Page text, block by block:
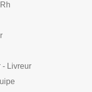
- Livreur